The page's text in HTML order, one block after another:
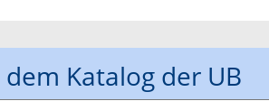
Katalog der UB